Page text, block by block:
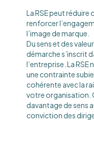
La RSE peut réduire
renforcer
l’image de marque.
Du sens et des
démarche s’inscrit
l’entreprise. La
une contrainte
cohérente avec la
votre organisation.
davantage de sens
conviction des